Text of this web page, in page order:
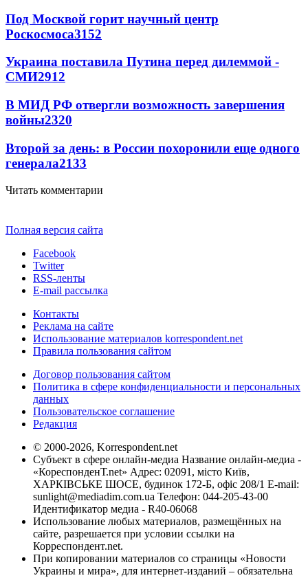
Под Москвой горит научный центр
Роскосмоса3152
Украина поставила Путина перед дилеммой -
СМИ2912
В МИД РФ отвергли возможность завершения
войны2320
Второй за день: в России похоронили еще одного
генерала2133
Читать комментарии
Полная версия сайта
Facebook
Twitter
RSS-ленты
E-mail рассылка
Контакты
Реклама на сайте
Использование материалов korrespondent.net
Правила пользования сайтом
Договор пользования сайтом
Политика в сфере конфиденциальности и персональных
данных
Пользовательское соглашение
Редакция
© 2000-2026, Korrespondent.net
Субъект в сфере онлайн-медиа Название онлайн-медиа -
«КореспонденТ.net» Адрес: 02091, місто Київ,
ХАРКІВСЬКЕ ШОСЕ, будинок 172-Б, офіс 208/1 E-mail:
sunlight@mediadim.com.ua Телефон: 044-205-43-00
Идентификатор медиа - R40-06068
Использование любых материалов, размещённых на
сайте, разрешается при условии ссылки на
Корреспондент.net.
При копировании материалов со страницы «Новости
Украины и мира», для интернет-изданий – обязательна